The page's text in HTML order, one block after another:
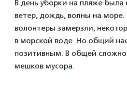
В день уборки на пляже была
ветер, дождь, волны на море.
волонтеры замерзли,
в морской воде. Но общий
позитивным. В общей
мешков мусора.